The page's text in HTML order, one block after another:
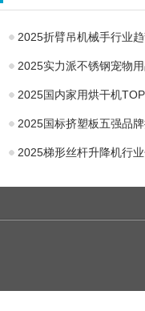
2025折臂吊机械手行业
2025实力派不锈钢宠物
2025国内家用烘干机
2025国标挤塑板五强品
2025梯形丝杆升降机行